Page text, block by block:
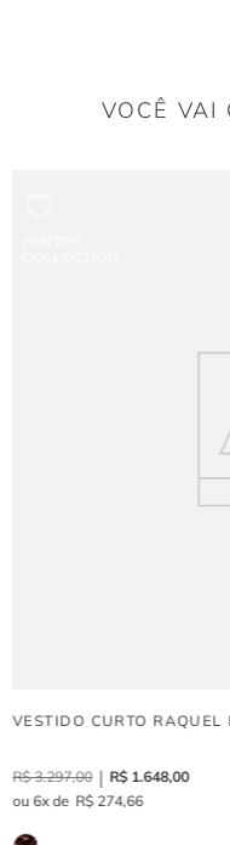
Estilo e detalhes
VOCÊ VAI
VESTIDO CURTO RAQUEL
R$ 3.297,00 R$ 1.648,00
6
R$ 274,66